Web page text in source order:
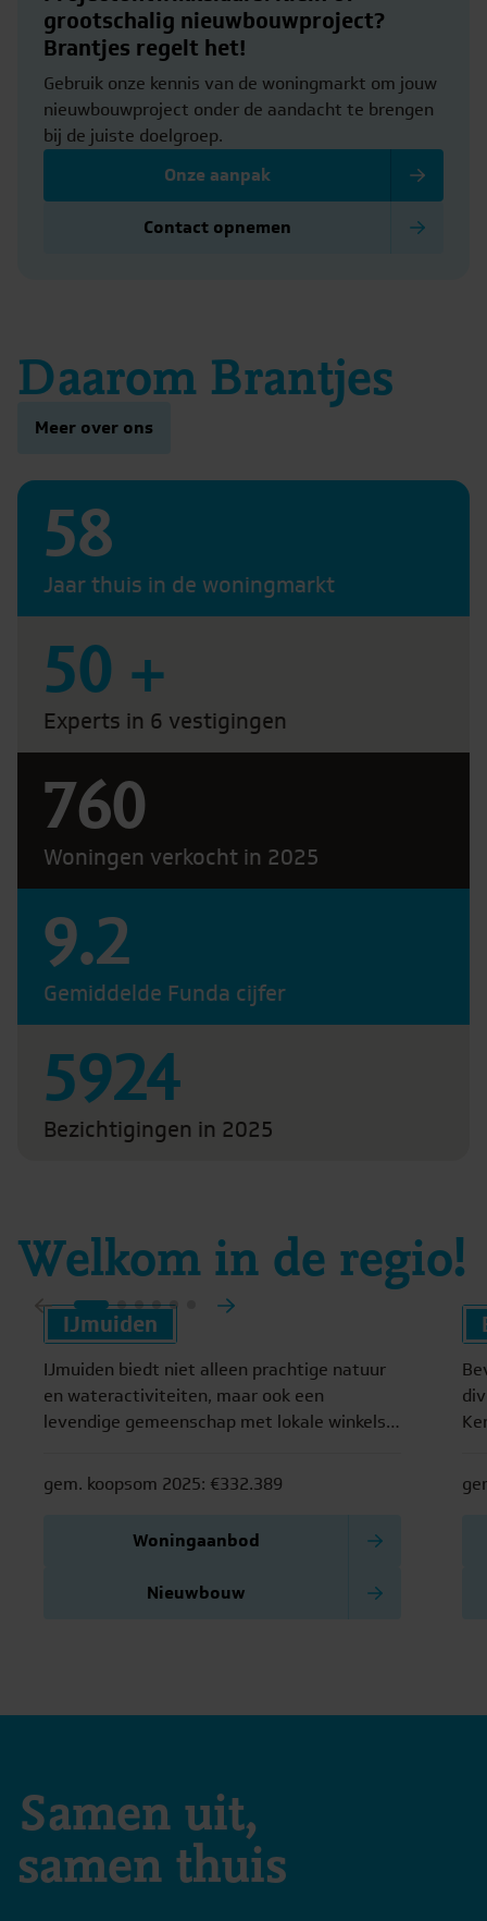
grootschalig nieuwbouwproject?
Brantjes regelt het!
Gebruik onze kennis van de woningmarkt om jouw
nieuwbouwproject onder de aandacht te brengen
bij de juiste doelgroep.
Onze aanpak
Contact opnemen
Daarom Brantjes
Meer over ons
58
Jaar thuis in de woningmarkt
50+
Experts in 6 vestigingen
760
Woningen verkocht in 2025
9.2
Gemiddelde Funda cijfer
5924
Bezichtigingen in 2025
Welkom in de regio!
IJmuiden
IJmuiden biedt niet alleen prachtige natuur
en wateractiviteiten, maar ook een
levendige gemeenschap met lokale winkels
gem. koopsom 2025: €332.389
Woningaanbod
Nieuwbouw
Samen uit,
samen thuis